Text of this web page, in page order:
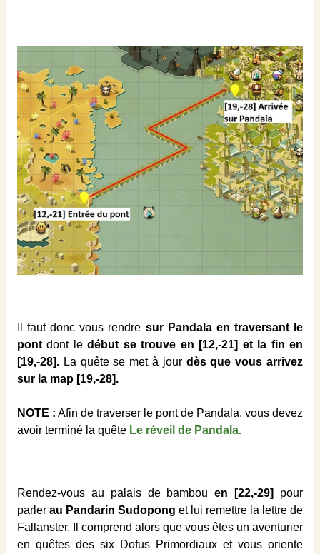
Il faut donc vous rendre sur Pandala en traversant le
pont dont ledébut se trouve en [12,-21] et la fin en
[19,-28]. La quête se met à jour dès que vous arrivez
sur la map [19,-28].
NOTE : Afin de traverser le pont de Pandala, vous devez
avoir terminé la quête Le réveil de Pandala.
Rendez-vous au palais de bambouen [22,-29]
pour
parler au Pandarin Sudopong et lui remettre la lettre de
Fallanster. Il comprend alors que vous êtes un aventurier
en quêtes des six Dofus Primordiaux et vous oriente